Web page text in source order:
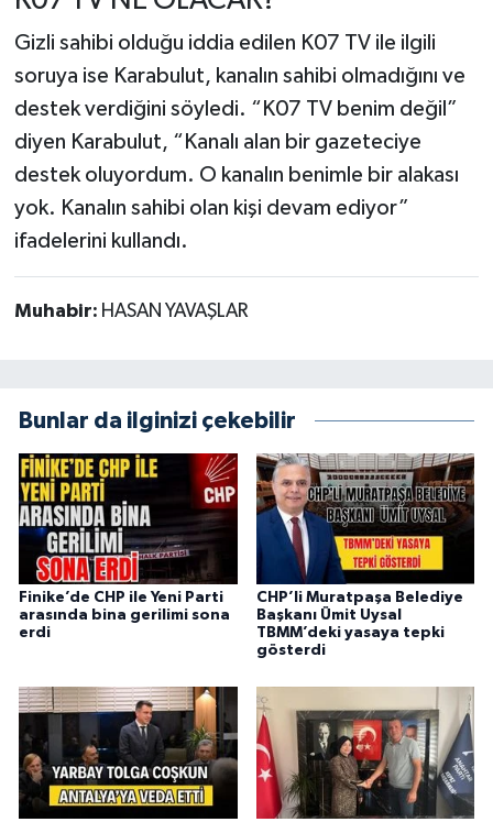
Gizli sahibi olduğu iddia edilen K07 TV ile ilgili
soruya ise Karabulut, kanalın sahibi olmadığını ve
destek verdiğini söyledi. “K07 TV benim değil”
diyen Karabulut, “Kanalı alan bir gazeteciye
destek oluyordum. O kanalın benimle bir alakası
yok. Kanalın sahibi olan kişi devam ediyor”
ifadelerini kullandı.
Muhabir: HASAN YAVAŞLAR
Bunlar da ilginizi çekebilir
Finike’de CHP ile Yeni Parti
arasında bina gerilimi sona
erdi
CHP’li Muratpaşa Belediye
Başkanı Ümit Uysal
TBMM’deki yasaya tepki
gösterdi